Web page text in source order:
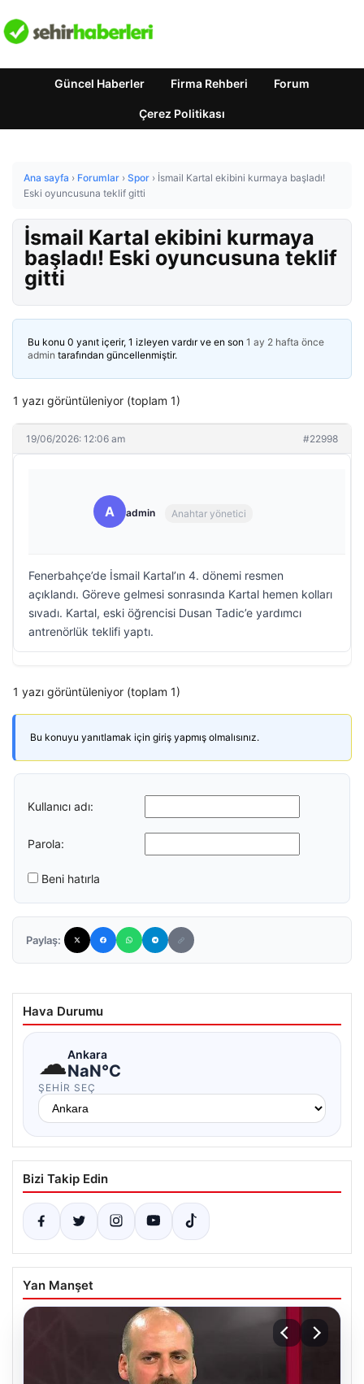
Güncel Haberler Firma Rehberi Forum
Çerez Politikası
Ana sayfa › Forumlar › Spor › İsmail Kartal ekibini kurmaya başladı!
Eski oyuncusuna teklif gitti
İsmail Kartal ekibini kurmaya
başladı! Eski oyuncusuna teklif
gitti
Bu konu 0 yanıt içerir, 1 izleyen vardır ve en son 1 ay 2 hafta önce
admin tarafından güncellenmiştir.
1 yazı görüntüleniyor (toplam 1)
19/06/2026: 12:06 am #22998
A admin Anahtar yönetici
Fenerbahçe’de İsmail Kartal’ın 4. dönemi resmen
açıklandı. Göreve gelmesi sonrasında Kartal hemen kolları
sıvadı. Kartal, eski öğrencisi Dusan Tadic’e yardımcı
antrenörlük teklifi yaptı.
1 yazı görüntüleniyor (toplam 1)
Bu konuyu yanıtlamak için giriş yapmış olmalısınız.
Kullanıcı adı:
Parola:
Beni hatırla
Paylaş:
Hava Durumu
☁Ankara
NaN°C
ŞEHIR SEÇ
Bizi Takip Edin
Yan Manşet